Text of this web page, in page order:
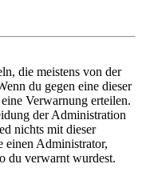
die meistens von der
du gegen eine dieser
Verwarnung erteilen.
der Administration
nichts mit dieser
einen Administrator,
du verwarnt wurdest.